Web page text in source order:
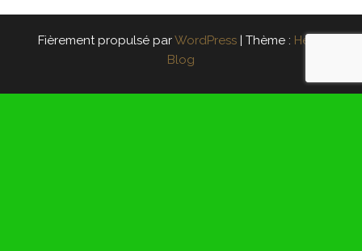
Fièrement propulsé parWordPress | Thème : Head
Blog